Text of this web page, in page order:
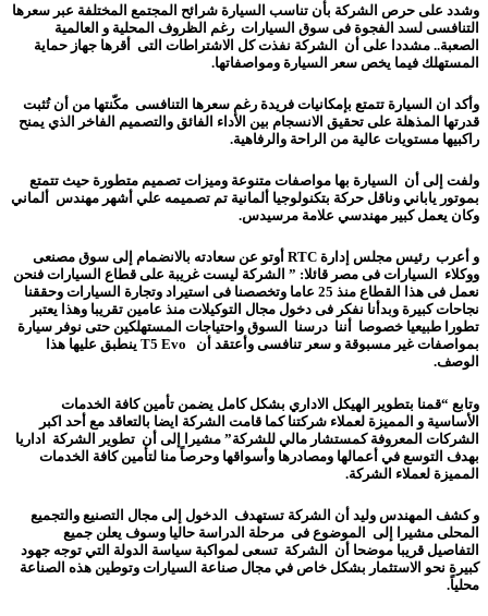
وشدد على حرص الشركة بأن تناسب السيارة شرائح المجتمع المختلفة عبر سعرها
التنافسى لسد الفجوة فى سوق السيارات رغم الظروف المحلية و العالمية
الصعبة.. مشددا على أن الشركة نفذت كل الاشتراطات التى أقرها جهاز حماية
المستهلك فيما يخص سعر السيارة ومواصفاتها.
وأكد ان السيارة تتمتع بإمكانيات فريدة رغم سعرها التنافسى مكّنتها من أن تُثبت
قدرتها المذهلة على تحقيق الانسجام بين الأداء الفائق والتصميم الفاخر الذي يمنح
راكبيها مستويات عالية من الراحة والرفاهية.
ولفت إلى أن السيارة بها مواصفات متنوعة وميزات تصميم متطورة حيث تتمتع
بموتور ياباني وناقل حركة بتكنولوجيا ألمانية تم تصميمه علي أشهر مهندس ألماني
وكان يعمل كبير مهندسي علامة مرسيدس.
و أعرب رئيس مجلس إدارة RTC أوتو عن سعادته بالانضمام إلى سوق مصنعى
ووكلاء السيارات فى مصر قائلا: ” الشركة ليست غريبة على قطاع السيارات فنحن
نعمل فى هذا القطاع منذ 25 عاما وتخصصنا فى استيراد وتجارة السيارات وحققنا
نجاحات كبيرة وبدأنا نفكر فى دخول مجال التوكيلات منذ عامين تقريبا وهذا يعتبر
تطورا طبيعيا خصوصا أننا درسنا السوق واحتياجات المستهلكين حتى نوفر سيارة
بمواصفات غير مسبوقة و سعر تنافسى وأعتقد أن T5 Evo ينطبق عليها هذا
الوصف.
وتابع “قمنا بتطوير الهيكل الاداري بشكل كامل يضمن تأمين كافة الخدمات
الأساسية و المميزة لعملاء شركتنا كما قامت الشركة ايضا بالتعاقد مع أحد اكبر
الشركات المعروفة كمستشار مالي للشركة” مشيرا إلى أن تطوير الشركة اداريا
بهدف التوسع في أعمالها ومصادرها وأسواقها وحرصاً منا لتأمين كافة الخدمات
المميزة لعملاء الشركة.
و كشف المهندس وليد أن الشركة تستهدف الدخول إلى مجال التصنيع والتجميع
المحلى مشيرا إلى الموضوع فى مرحلة الدراسة حاليا وسوف يعلن جميع
التفاصيل قريبا موضحا أن الشركة تسعى لمواكبة سياسة الدولة التي توجه جهود
كبيرة نحو الاستثمار بشكل خاص في مجال صناعة السيارات وتوطين هذه الصناعة
محلياً.